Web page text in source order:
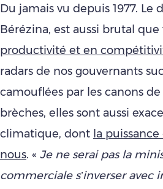
Du jamais vu depuis 1977. Le
Bérézina, est aussi brutal
productivité et en
radars de nos gouvernants
camouflées par les canons
brèches, elles sont aussi
climatique, dont la
nous. « Je ne serai pas la
commerciale s’inverser avec